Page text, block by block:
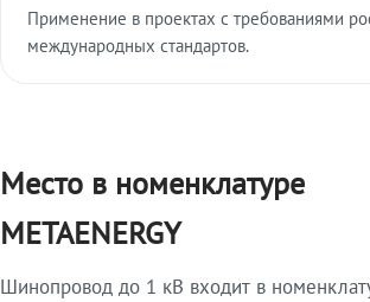
Применение в проектах с требованиями
международных стандартов.
Место в номенклатуре
METAENERGY
Шинопровод до 1 кВ входит в